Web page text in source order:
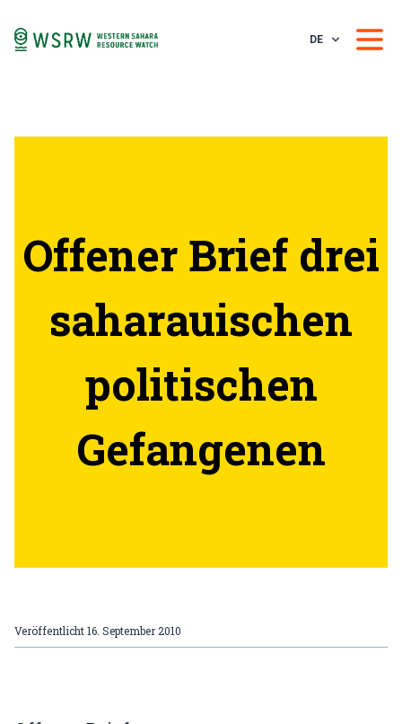
DE
Offener Brief drei
saharauischen
politischen
Gefangenen
Veröffentlicht16. September 2010